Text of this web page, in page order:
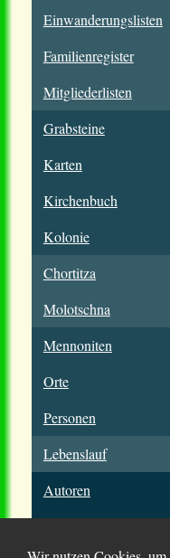
Einwanderungslisten
Familienregister
Mitgliederlisten
Grabsteine
Karten
Kirchenbuch
Kolonie
Chortitza
Molotschna
Mennoniten
Orte
Personen
Lebenslauf
Autoren